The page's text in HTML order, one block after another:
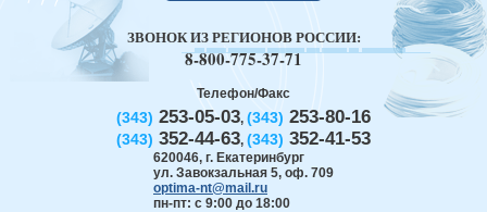
Телефон/Факс
(343) 253-05-03, (343) 253-80-16
(343) 352-44-63, (343) 352-41-53
620046, г. Екатеринбург
ул. Завокзальная 5, оф. 709
optima-nt@mail.ru
пн-пт: с 9:00 до 18:00
ЗВОНОК ИЗ РЕГИОНОВ РОССИИ:
8-800-775-37-71